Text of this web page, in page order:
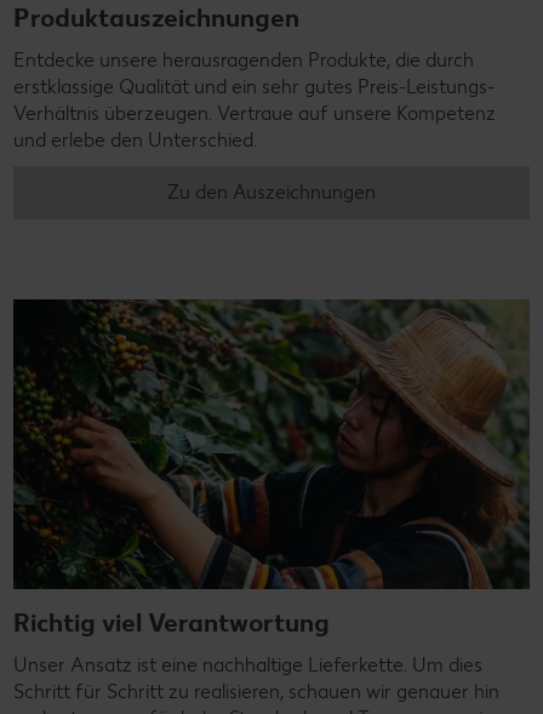
Produktauszeichnungen
Entdecke unsere herausragenden Produkte, die durch
erstklassige Qualität und ein sehr gutes Preis-Leistungs-
Verhältnis überzeugen. Vertraue auf unsere Kompetenz
und erlebe den Unterschied.
Zu den Auszeichnungen
Richtig viel Verantwortung
Unser Ansatz ist eine nachhaltige Lieferkette. Um dies
Schritt für Schritt zu realisieren, schauen wir genauer hin